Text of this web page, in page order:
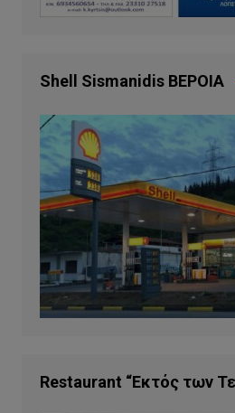
Shell Sismanidis ΒΕΡΟΙΑ
Restaurant “Εκτός των